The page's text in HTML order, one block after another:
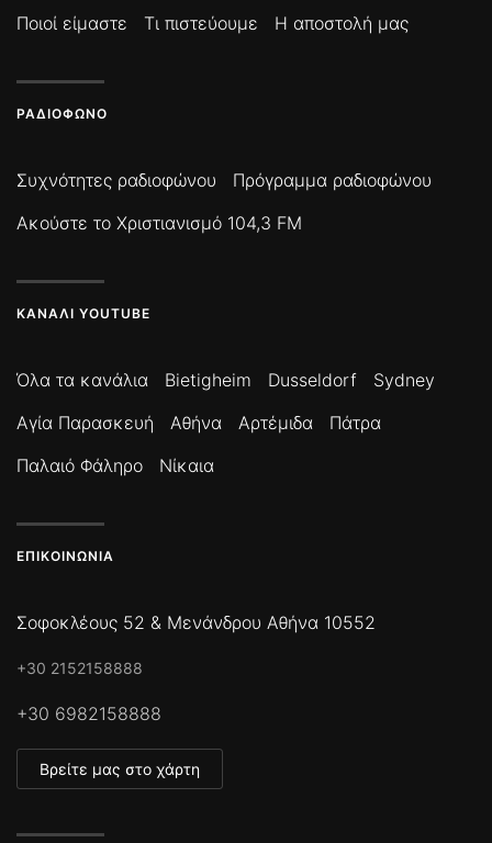
Ποιοί είμαστε Τι πιστεύουμε Η αποστολή μας
ΡΑΔΙΌΦΩΝΟ
Συχνότητες ραδιοφώνου
Πρόγραμμα ραδιοφώνου
Ακούστε το Χριστιανισμό 104,3 FM
ΚΑΝΆΛΙ YOUTUBE
Όλα τα κανάλια Bietigheim Dusseldorf
Sydney
Αγία Παρασκευή
Αθήνα Αρτέμιδα
Πάτρα
Παλαιό Φάληρο
Νίκαια
ΕΠΙΚΟΙΝΩΝΊΑ
Σοφοκλέους 52 & Μενάνδρου Αθήνα 10552
+30 2152158888
+30 6982158888
Βρείτε μας στο χάρτη